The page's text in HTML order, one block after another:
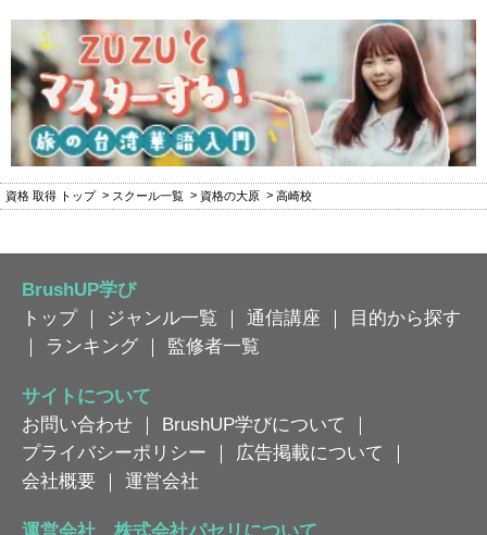
資格 取得 トップ スクール一覧 資格の大原 高崎校
BrushUP学び
トップ｜ ジャンル一覧 ｜ 通信講座 ｜
目的から探す
｜
ランキング ｜ 監修者一覧
サイトについて
お問い合わせ ｜ BrushUP学びについて
｜
プライバシーポリシー ｜ 広告掲載について
｜
会社概要 ｜ 運営会社
運営会社 株式会社パセリについて